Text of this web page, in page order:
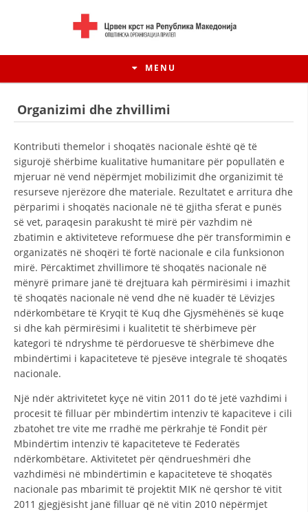
MENU
HISTORIA E LËVIZJES
HISTORIA E KRYQIT TË KUQ
STRUKTURA E ORGANIZATËS
KONTAKT INFORMACIONE
ANËTARËSIMI NË STRUKTURAT PROFESIONALE
STATUTI I KRYQIT TË KUQ
Organizimi dhe zhvillimi
Kontributi themelor i shoqatës nacionale është që të
sigurojë shërbime kualitative humanitare për popullatën e
mjeruar në vend nëpërmjet mobilizimit dhe organizimit të
resurseve njerëzore dhe materiale. Rezultatet e arritura dhe
përparimi i shoqatës nacionale në të gjitha sferat e punës
së vet, paraqesin parakusht të mirë për vazhdim në
zbatimin e aktiviteteve reformuese dhe për transformimin e
organizatës në shoqëri të fortë nacionale e cila funksionon
mirë. Përcaktimet zhvillimore të shoqatës nacionale në
mënyrë primare janë të drejtuara kah përmirësimi i imazhit
të shoqatës nacionale në vend dhe në kuadër të Lëvizjes
ndërkombëtare të Kryqit të Kuq dhe Gjysmëhënës së kuqe
si dhe kah përmirësimi i kualitetit të shërbimeve për
kategori të ndryshme të përdoruesve të shërbimeve dhe
mbindërtimi i kapaciteteve të pjesëve integrale të shoqatës
nacionale.
Një ndër aktrivitetet kyçe në vitin 2011 do të jetë vazhdimi i
procesit të filluar për mbindërtim intenziv të kapaciteve i cili
zbatohet tre vite me rradhë me përkrahje të Fondit për
Mbindërtim intenziv të kapaciteteve të Federatës
ndërkombëtare. Aktivitetet për qëndrueshmëri dhe
vazhdimësi në mbindërtimin e kapaciteteve të shoqatës
nacionale pas mbarimit të projektit MIK në qershor të vitit
2011 gjegjësisht janë filluar që në vitin 2010 nëpërmjet